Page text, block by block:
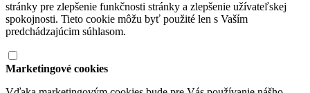
stránky pre zlepšenie funkčnosti stránky a zlepšenie užívateľskej
spokojnosti. Tieto cookie môžu byť použité len s Vaším
predchádzajúcim súhlasom.
Marketingové cookies